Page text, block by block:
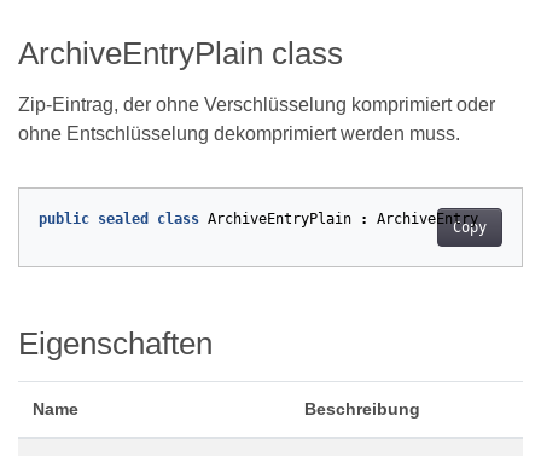
ArchiveEntryPlain class
Zip-Eintrag, der ohne Verschlüsselung komprimiert oder
ohne Entschlüsselung dekomprimiert werden muss.
Copy
public sealed class ArchiveEntryPlain : ArchiveEntry
Eigenschaften
Name Beschreibung